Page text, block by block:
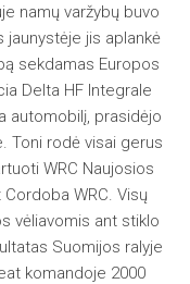
namų varžybų buvo
jaunystėje jis aplankė
sekdamas Europos
Delta HF Integrale
automobilį, prasidėjo
Toni rodė visai gerus
WRC Naujosios
WRC. Visų
vėliavomis ant stiklo
Suomijos ralyje
komandoje 2000